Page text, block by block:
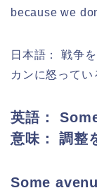
because we
日本語： 戦争
カンに怒ってい
英語：
意味： 調整
Some